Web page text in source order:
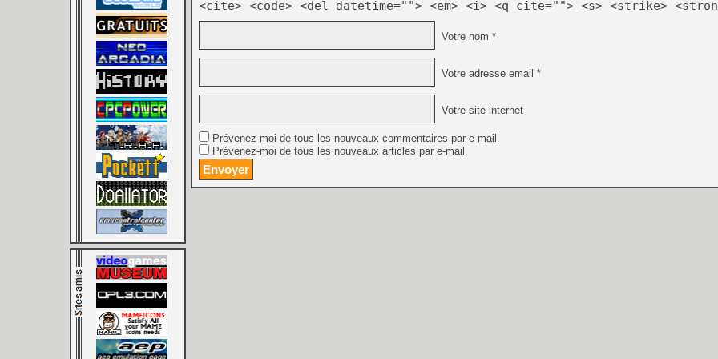
<cite> <code> <del datetime=""> <em> <i> <q cite=""> <s> <strike>
Votre nom *
Votre adresse email *
Votre site internet
Prévenez-moi de tous les nouveaux commentaires par e-mail.
Prévenez-moi de tous les nouveaux articles par e-mail.